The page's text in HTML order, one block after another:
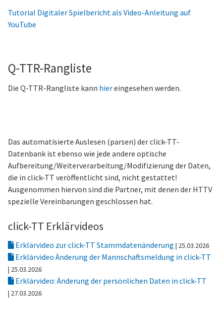
Tutorial Digitaler Spielbericht als Video-Anleitung auf
YouTube
Q-TTR-Rangliste
Die Q-TTR-Rangliste kann hiereingesehen werden.
Das automatisierte Auslesen (parsen) der click-TT-
Datenbank ist ebenso wie jede andere optische
Aufbereitung/Weiterverarbeitung/Modifizierung der Daten,
die in click-TT veröffentlicht sind, nicht gestattet!
Ausgenommen hiervon sind die Partner, mit denen der HTTV
spezielle Vereinbarungen geschlossen hat.
click-TT Erklärvideos
Erklärvideo zur click-TT Stammdatenänderung | 25.03.2026
Erklärvideo Änderung der Mannschaftsmeldung in click-TT
| 25.03.2026
Erklärvideo: Änderung der persönlichen Daten in click-TT
| 27.03.2026